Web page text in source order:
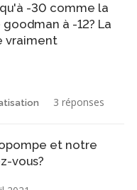
-30 comme la
à -12? La
vraiment
3 réponses
et notre
vous?